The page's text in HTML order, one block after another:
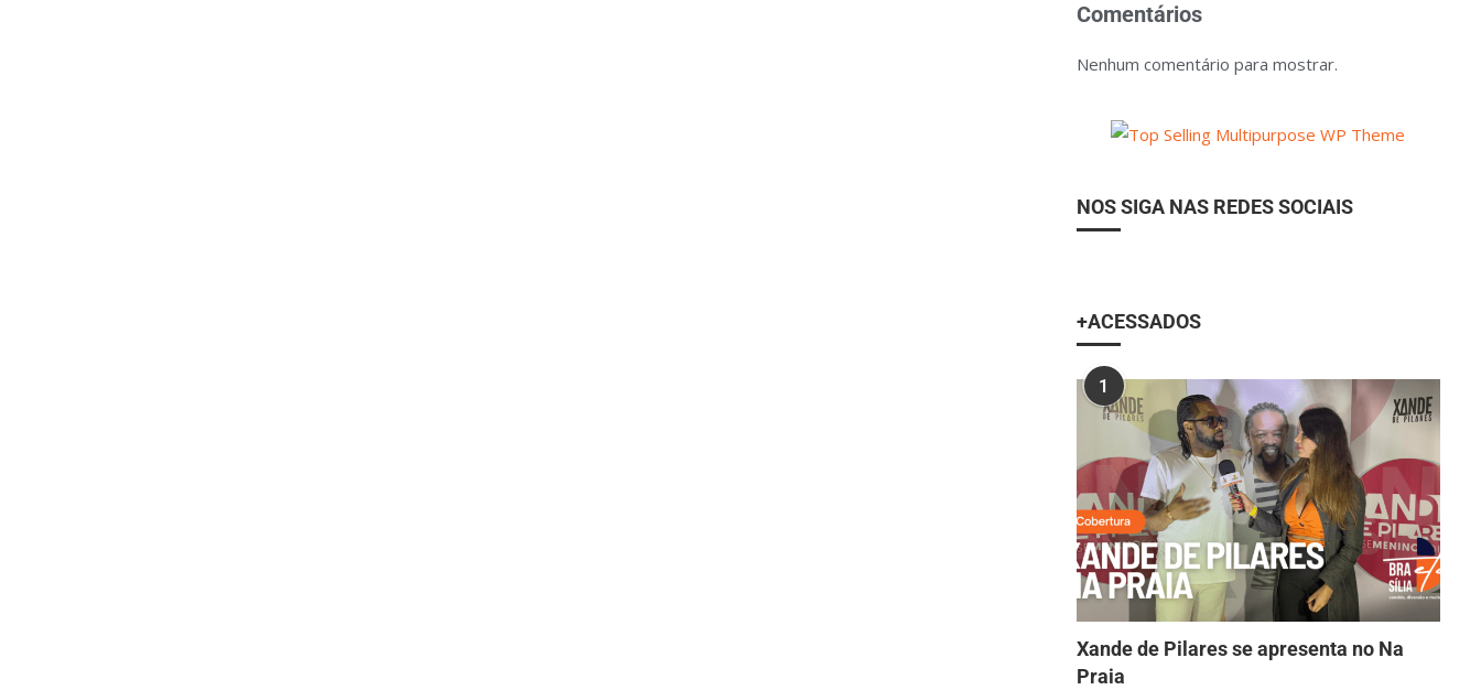
Comentários
Nenhum comentário para mostrar.
NOS SIGA NAS REDES SOCIAIS
+ACESSADOS
1
Xande de Pilares se apresenta no Na
Praia